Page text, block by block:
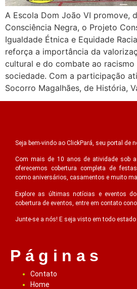
A Escola Dom João VI promove,
Consciência Negra, o Projeto
Igualdade Étnica e Equidade
reforça a importância da
cultural e do combate ao
sociedade. Com a participação
Socorro Magalhães, de História,
Seja bem-vindo ao ClickPará, seu portal de
Com mais de 10 anos de atividade sob
oferecemos cobertura completa de
como aniversários, casamentos e muito
Explore as últimas notícias e eventos
cobertura de eventos, entre em contato
Junte-se a nós! E seja visto em todo estado
Páginas
Contato
Home